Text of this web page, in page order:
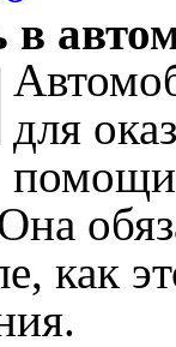
для
помощи
как